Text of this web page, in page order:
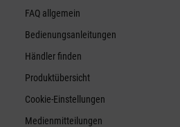
FAQ allgemein
Bedienungsanleitungen
Händler finden
Produktübersicht
Cookie-Einstellungen
Medienmitteilungen